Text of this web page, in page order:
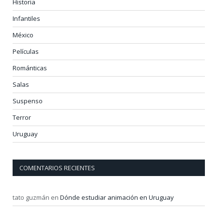
Historia
Infantiles
México
Películas
Románticas
Salas
Suspenso
Terror
Uruguay
COMENTARIOS RECIENTES
tato guzmán en Dónde estudiar animación en Uruguay